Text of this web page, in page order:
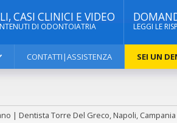
CASI CLINICI E VIDEO
DI ODONTOIATRIA LEGGI LE
CONTATTI|ASSISTENZA SEI UN
| Dentista Torre Del Greco, Napoli, Campania